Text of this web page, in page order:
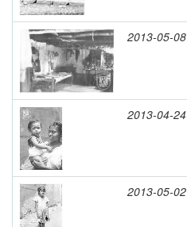
2013-05-08
2013-04-24
2013-05-02